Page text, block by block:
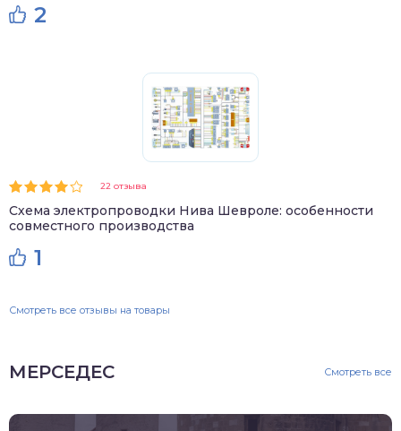
2
22 отзыва
Схема электропроводки Нива Шевроле: особенности
совместного производства
1
Смотреть все отзывы на товары
МЕРСЕДЕС Смотреть все